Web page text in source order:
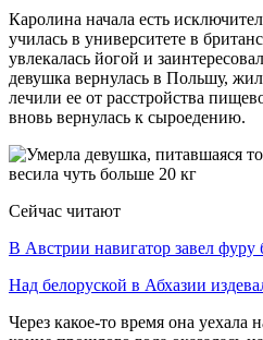
Каролина начала есть
училась в университете в
увлекалась йогой и
девушка вернулась в Польшу,
лечили ее от расстройства
вновь вернулась к сыроедению.
Сейчас читают
В Австрии навигатор завел фуру
Над белоруской в Абхазии
Через какое-то время она уехала